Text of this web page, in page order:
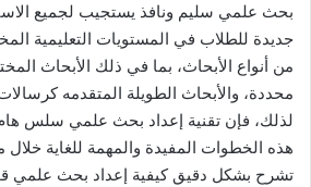
بحث علمي سليم ونافذ يستجيب لجميع
جديدة للطلاب في المستويات التعليمية
من أنواع الأبحاث، بما في ذلك الأبحاث
محددة، والأبحاث الطويلة المتقدمه
لذلك، فإن تقنية إعداد بحث علمي سلس
هذه الخطوات المفيدة والمهمة للغاية خلال
تشرح بشكل دقيق كيفية إعداد بحث علمي